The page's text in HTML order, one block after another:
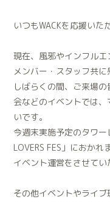
いつもWACKを応援いた
現在、風邪やインフルエ
メンバー・スタッフ共に
しばらくの間、ご来場
会などのイベントでは
いです。
今週末実施予定のタワ
LOVERS FES」におかれ
イベント運営をさせてい
その他イベントやライ